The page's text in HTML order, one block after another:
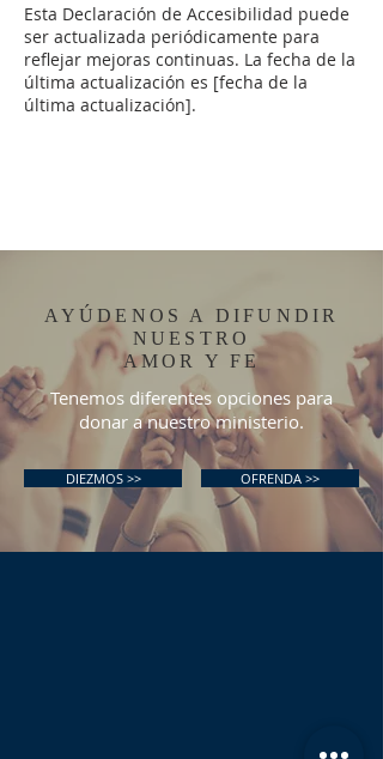
Esta Declaración de Accesibilidad puede
ser actualizada periódicamente para
reflejar mejoras continuas. La fecha de la
última actualización es [fecha de la
última actualización].
AYÚDENOS A DIFUNDIR
NUESTRO
AMOR Y FE
Tenemos diferentes opciones para
donar a nuestro ministerio.
DIEZMOS >> OFRENDA >>